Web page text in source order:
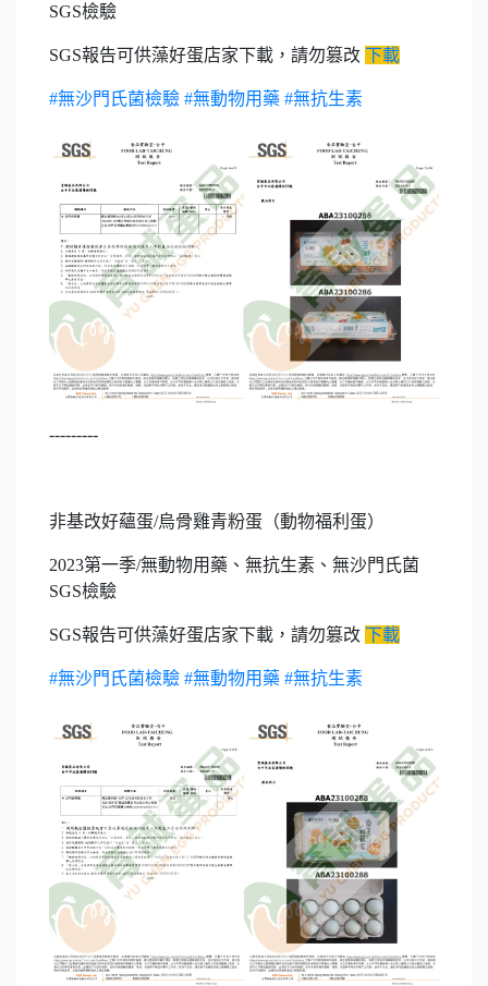
SGS檢驗
SGS報告可供藻好蛋店家下載，請勿篡改 下載
#無沙門氏菌檢驗 #無動物用藥 #無抗生素
---------
非基改好蘊蛋/烏骨雞青粉蛋（動物福利蛋）
2023第一季/無動物用藥、無抗生素、無沙門氏菌
SGS檢驗
SGS報告可供藻好蛋店家下載，請勿篡改 下載
#無沙門氏菌檢驗 #無動物用藥 #無抗生素